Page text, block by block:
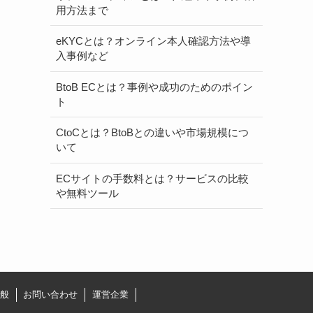
用方法まで
eKYCとは？オンライン本人確認方法や導
入事例など
BtoB ECとは？事例や成功のためのポイン
ト
CtoCとは？BtoBとの違いや市場規模につ
いて
ECサイトの手数料とは？サービスの比較
や無料ツール
お問い合わせ 運営企業